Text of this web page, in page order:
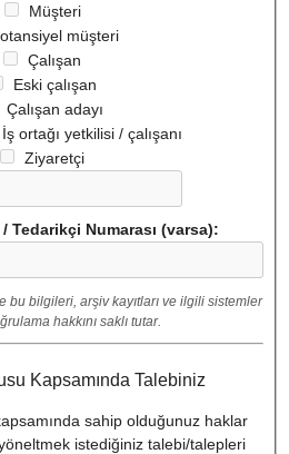
Müşteri
müşteri
Çalışan
Eski çalışan
Çalışan adayı
ortağı yetkilisi / çalışanı
Ziyaretçi
Tedarikçi Numarası (varsa):
bu bilgileri, arşiv kayıtları ve ilgili sistemler
hakkını saklı tutar.
Kapsamında Talebiniz
sahip olduğunuz haklar
istediğiniz talebi/talepleri